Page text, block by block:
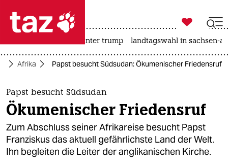
 taz zahl ich
taz zahl ich
themen
politik
öko
gesellschaft

taz zahl ich
usa unter trump landtagswahl in sachsen-
Afrika Papst besucht Südsudan: Ökumenischer Friedensruf
Papst besucht Südsudan
Ökumenischer Friedensruf
Zum Abschluss seiner Afrikareise besucht Papst
Franziskus das aktuell gefährlichste Land der Welt.
Ihn begleiten die Leiter der anglikanischen Kirche.